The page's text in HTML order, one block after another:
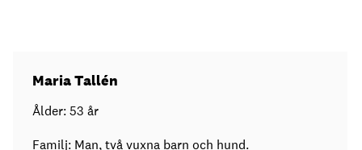
Maria Tallén
Ålder: 53 år
Familj: Man, två vuxna barn och hund.